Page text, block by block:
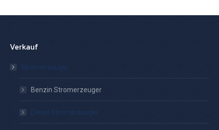
Verkauf
Stromerzeuger
Benzin Stromerzeuger
Diesel Stromerzeuger